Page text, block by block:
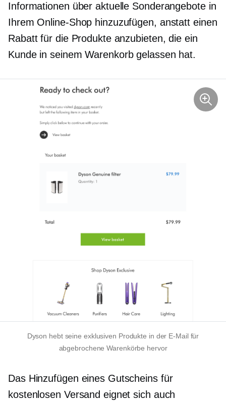
Informationen über aktuelle Sonderangebote in
Ihrem Online-Shop hinzuzufügen, anstatt einen
Rabatt für die Produkte anzubieten, die ein
Kunde in seinem Warenkorb gelassen hat.
Dyson hebt seine exklusiven Produkte in der E-Mail für
abgebrochene Warenkörbe hervor
Das Hinzufügen eines Gutscheins für
kostenlosen Versand eignet sich auch